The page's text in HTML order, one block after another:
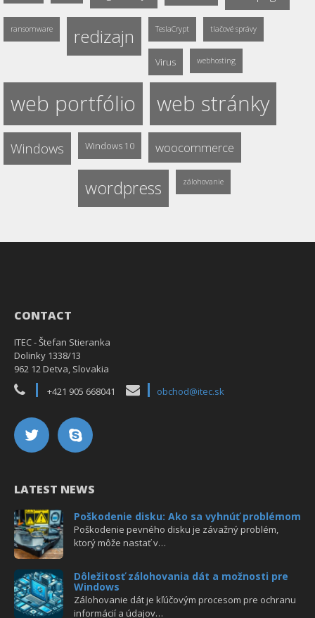
ransomware redizajn TeslaCrypt tlačové správy
Virus webhosting
web portfólio web stránky
Windows Windows 10 woocommerce
wordpress zálohovanie
CONTACT
ITEC - Štefan Stieranka
Dolinky 1338/13
962 12 Detva, Slovakia
+421 905 668041
obchod@itec.sk
LATEST NEWS
Poškodenie disku: Ako sa vyhnúť problémom
Poškodenie pevného disku je závažný problém,
ktorý môže nastať v…
Dôležitosť zálohovania dát a možnosti pre
Windows
Zálohovanie dát je kľúčovým procesom pre ochranu
informácií a údajov…